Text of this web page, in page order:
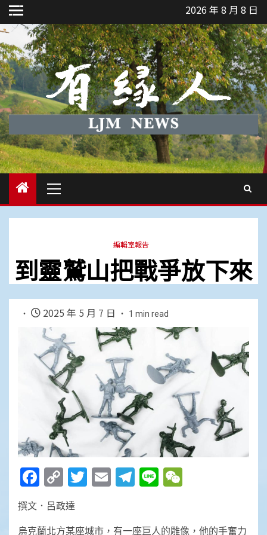
Skip
to
content
2026 年 8 月 8 日
Menu
編輯室報告
到靈鷲山把戰爭放下來
2025 年 5 月 7 日 1 min read
Facebook
Copy
Link
Twitter
EmailTelegram
Line
撰文．呂政達
烏克蘭北方某座城市，有一座巨人的雕像，他的手奮力